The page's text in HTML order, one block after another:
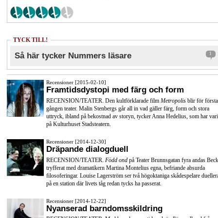
TYCK TILL!
Så här tycker Nummers läsare 1
Recensioner [2015-02-10]
Framtidsdystopi med färg och form
RECENSION/TEATER. Den kultförklarade film Metropolis blir för första
gången teater. Malin Stenbergs går all in vad gäller färg, form och stora
uttryck, ibland på bekostnad av storyn, tycker Anna Hedelius, som har
på Kulturhuset Stadsteatern.
Recensioner [2014-12-30]
Dräpande dialogduell
RECENSION/TEATER. Född ond på Teater Brunnsgatan fyra andas
tryfferat med dramatikern Martina Montelius egna, befriande absurda
filosoferingar. Louise Lagerström ser två högoktaniga skådespelare
på en station där livets tåg redan tycks ha passerat.
Recensioner [2014-12-22]
Nyanserad barndomsskildring